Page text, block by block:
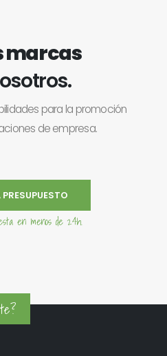
marcas
para la promoción
de empresa.
en menos de 24h.